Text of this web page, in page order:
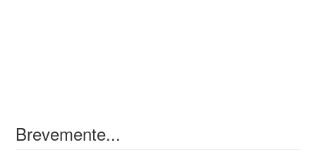
Brevemente...